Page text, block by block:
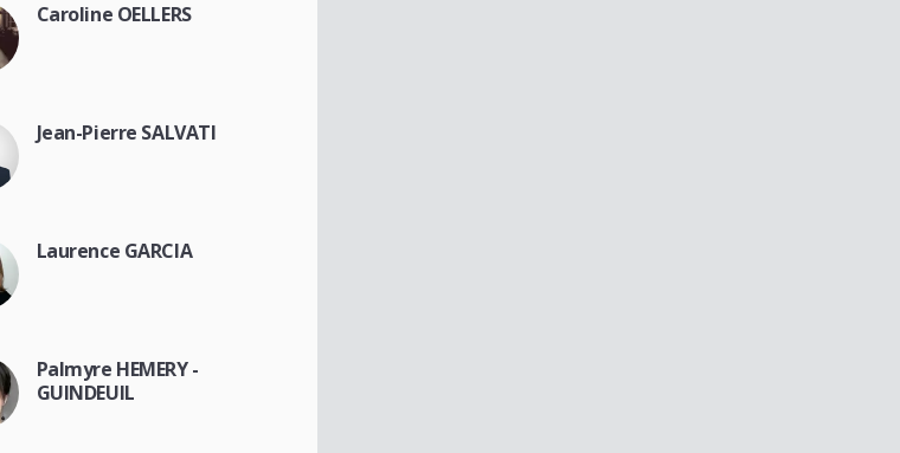
Caroline OELLERS
Jean-Pierre SALVATI
Laurence GARCIA
Palmyre HEMERY -
GUINDEUIL